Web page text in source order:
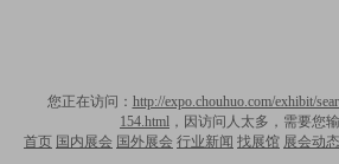
您正在访问： http://expo.chouhuo.com/exhibit/
154.html ，因访问人太多，需要您
首页 国内展会 国外展会 行业新闻 找展馆 展会动态